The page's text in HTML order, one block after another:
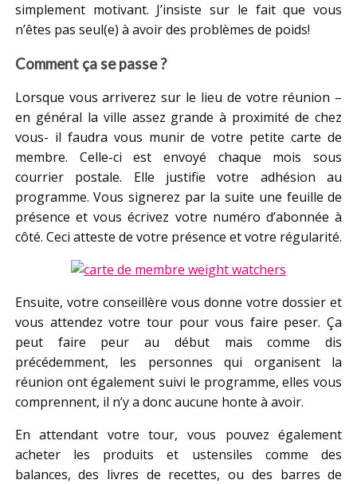
simplement motivant. J’insiste sur le fait que vous
n’êtes pas seul(e) à avoir des problèmes de poids!
Comment ça se passe ?
Lorsque vous arriverez sur le lieu de votre réunion –
en général la ville assez grande à proximité de chez
vous- il faudra vous munir de votre petite carte de
membre. Celle-ci est envoyé chaque mois sous
courrier postale. Elle justifie votre adhésion au
programme. Vous signerez par la suite une feuille de
présence et vous écrivez votre numéro d’abonnée à
côté. Ceci atteste de votre présence et votre régularité.
Ensuite, votre conseillère vous donne votre dossier et
vous attendez votre tour pour vous faire peser. Ça
peut faire peur au début mais comme dis
précédemment, les personnes qui organisent la
réunion ont également suivi le programme, elles vous
comprennent, il n’y a donc aucune honte à avoir.
En attendant votre tour, vous pouvez également
acheter les produits et ustensiles comme des
balances, des livres de recettes, ou des barres de